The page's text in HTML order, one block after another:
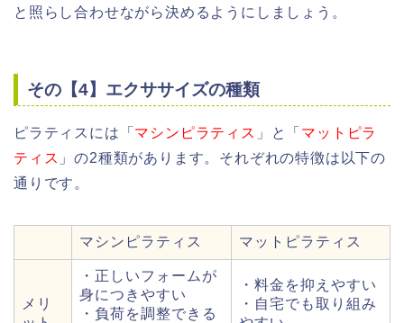
と照らし合わせながら決めるようにしましょう。
その【4】エクササイズの種類
ピラティスには「 マシンピラティス 」と「 マットピラ
ティス 」の2種類があります。それぞれの特徴は以下の
通りです。
マシンピラティス マットピラティス
メリ
・正しいフォームが
身につきやすい
・負荷を調整できる
・料金を抑えやすい
・自宅でも取り組み